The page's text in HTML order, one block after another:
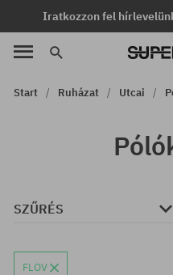
Iratkozzon fel
Start Ruházat Utcai
SZŰRÉS
FLOV